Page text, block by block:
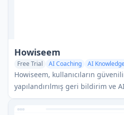
Howiseem
Free Trial AI Coaching
AI
Mental Health Support
Howiseem, kullanıcıların
yapılandırılmış geri bildirim ve
aracılığıyla kişisel içgörüler
bir öz farkındalık uygulamasıdır.